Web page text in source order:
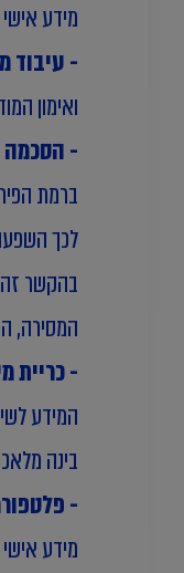
מידע
- עיבוד
ואימון
- הסכמה
ברמת
לכך
בהקשר
המסירה,
- כריית
המידע
בינה
-
מידע